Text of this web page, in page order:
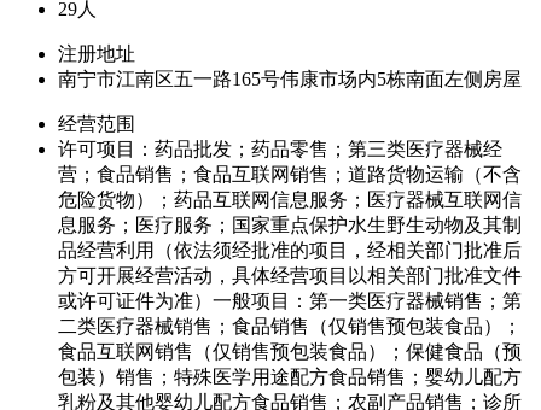
29人
注册地址
南宁市江南区五一路165号伟康市场内5栋南面左侧房屋
经营范围
许可项目：药品批发；药品零售；第三类医疗器械经
营；食品销售；食品互联网销售；道路货物运输（不含
危险货物）；药品互联网信息服务；医疗器械互联网信
息服务；医疗服务；国家重点保护水生野生动物及其制
品经营利用（依法须经批准的项目，经相关部门批准后
方可开展经营活动，具体经营项目以相关部门批准文件
或许可证件为准）一般项目：第一类医疗器械销售；第
二类医疗器械销售；食品销售（仅销售预包装食品）；
食品互联网销售（仅销售预包装食品）；保健食品（预
包装）销售；特殊医学用途配方食品销售；婴幼儿配方
乳粉及其他婴幼儿配方食品销售；农副产品销售；诊所